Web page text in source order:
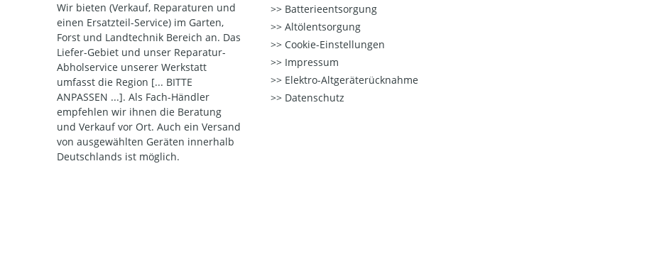
Wir bieten (Verkauf, Reparaturen und
einen Ersatzteil-Service) im Garten,
Forst und Landtechnik Bereich an. Das
Liefer-Gebiet und unser Reparatur-
Abholservice unserer Werkstatt
umfasst die Region [... BITTE
ANPASSEN ...]. Als Fach-Händler
empfehlen wir ihnen die Beratung
und Verkauf vor Ort. Auch ein Versand
von ausgewählten Geräten innerhalb
Deutschlands ist möglich.
Batterieentsorgung
Altölentsorgung
Cookie-Einstellungen
Impressum
Elektro-Altgeräterücknahme
Datenschutz